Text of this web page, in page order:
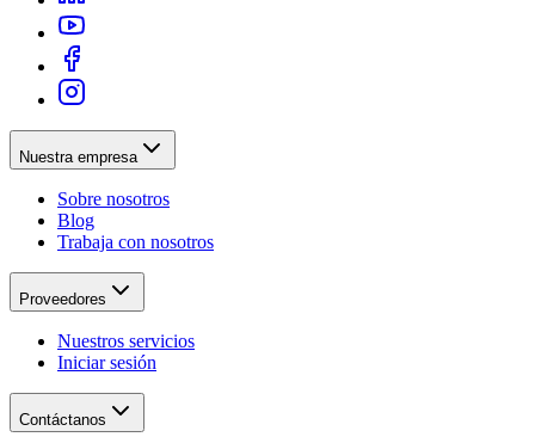
Nuestra empresa
Sobre nosotros
Blog
Trabaja con nosotros
Proveedores
Nuestros servicios
Iniciar sesión
Contáctanos